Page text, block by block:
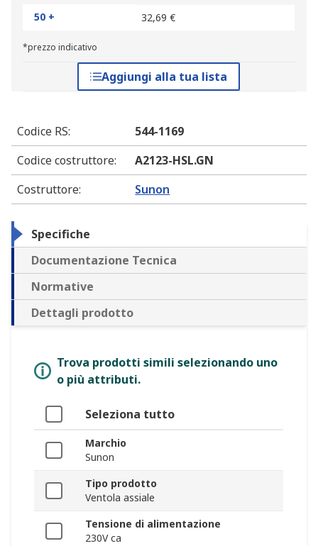
50 +
32,69 €
*prezzo indicativo
Aggiungi alla tua lista
Codice RS:
544-1169
Codice costruttore:
A2123-HSL.GN
Costruttore: Sunon
Specifiche
Documentazione Tecnica
Normative
Dettagli prodotto
Trova prodotti simili selezionando uno
o più attributi.
Seleziona tutto
Marchio
Sunon
Tipo prodotto
Ventola assiale
Tensione di alimentazione
230V ca